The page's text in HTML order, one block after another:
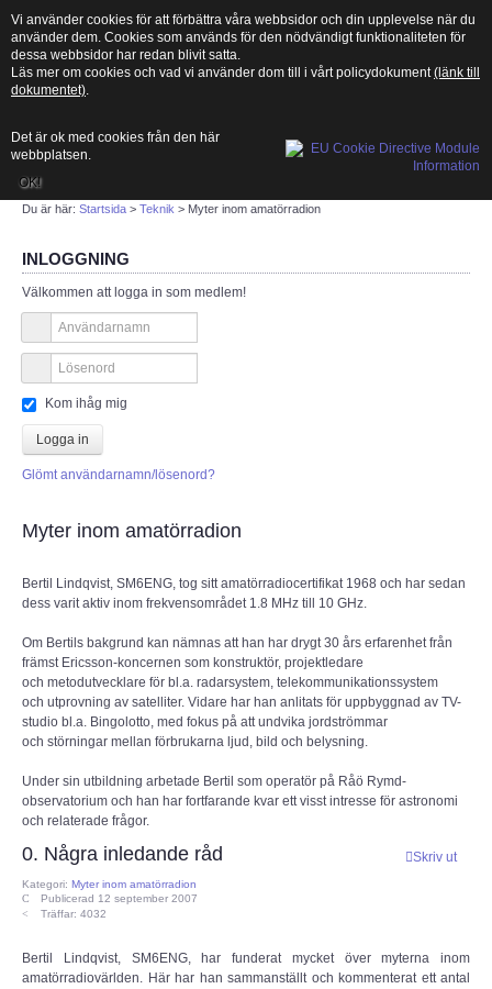
MENU
Sök
START
Vad är amatörradio?
Länksamling
PTS
ITU
CEPT
ECC
Provförrättning
PTS e-tjänst
Provfrågegruppen
PTS mötesanteckningar
IARU
IARU dokument
Du är här: Startsida > Teknik > Myter inom amatörradion
INLOGGNING
Välkommen att logga in som medlem!
Kom ihåg mig
Logga in
Glömt användarnamn/lösenord?
Myter inom amatörradion
Bertil Lindqvist, SM6ENG, tog sitt amatörradiocertifikat 1968 och har sedan
dess varit aktiv inom frekvensområdet 1.8 MHz till 10 GHz.
Om Bertils bakgrund kan nämnas att han har drygt 30 års erfarenhet från
främst Ericsson-koncernen som konstruktör, projektledare
och metodutvecklare för bl.a. radarsystem, telekommunikationssystem
och utprovning av satelliter. Vidare har han anlitats för uppbyggnad av TV-
studio bl.a. Bingolotto, med fokus på att undvika jordströmmar
och störningar mellan förbrukarna ljud, bild och belysning.
Under sin utbildning arbetade Bertil som operatör på Råö Rymd-
observatorium och han har fortfarande kvar ett visst intresse för astronomi
och relaterade frågor.
Skriv ut
0. Några inledande råd
Kategori: Myter inom amatörradion
Publicerad 12 september 2007
Träffar: 4032
Bertil Lindqvist, SM6ENG, har funderat mycket över myterna inom
amatörradiovärlden. Här har han sammanställt och kommenterat ett antal
Vi använder cookies för att förbättra våra webbsidor och din upplevelse när du
använder dem. Cookies som används för den nödvändigt funktionaliteten för
dessa webbsidor har redan blivit satta.
Läs mer om cookies och vad vi använder dom till i vårt policydokument(länk till
dokumentet).
Det är ok med cookies från den här
webbplatsen.
OK!